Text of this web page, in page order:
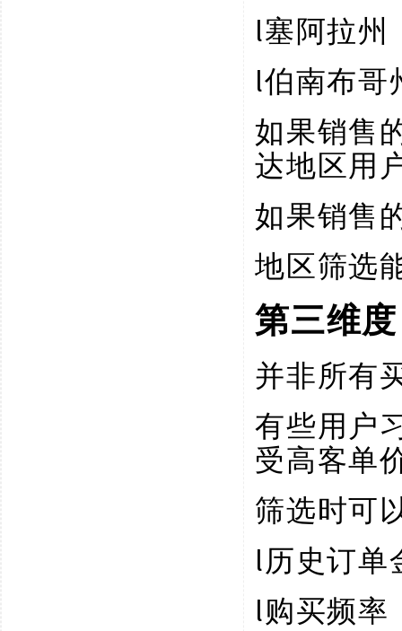
l塞阿拉州
l伯南布哥
如果销售
达地区用
如果销售
地区筛选
第三维
并非所有
有些用户
受高客单
筛选时可
l历史订单
l购买频率